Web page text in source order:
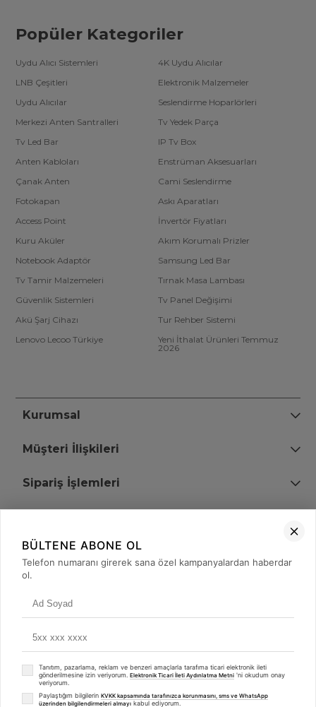
Popüler Kategoriler
Uydu Alıcı Sistemleri
4K Uydu Alıcılar
LNB Çeşitleri
Elektronik Malzemeler
Uydu Alıcılar
Seslendirme Hoparlörleri
Merkezi Anten Santralleri
Tv Yedek Parça
Tv Led Bar
IP Tv Box
Anten Kabloları
Enstrüman Aksesuarları
Çanak Anten
Cami Seslendirme
Fotokapan
Askı Aparatları
Access Point
İnvertör Fiyatları
Kuru Aküler
Akım Korumalı Prizler
Notebook Adaptör
Samsung Led Bar
Tv Tamir Malzemeleri
Tırnak Masa Lambası
Güvenlik Sistemleri
Tv Panel Değişimi
Akü Şarj Cihazı
Tur Rehber Sistemi
Lenovo Lecoo Türkiye
Yeni İthalat Ürünleri Temmuz
2026
Kurumsal
Müşteri İlişkileri
Sipariş İşlemleri
+90 (850) 473 08 08
BÜLTENE ABONE OL
Telefon numaranı girerek sana özel kampanyalardan haberdar
ol.
Tanıtım, pazarlama, reklam ve benzeri amaçlarla tarafıma ticari elektronik ileti
gönderilmesine izin veriyorum. Elektronik Ticari İleti Aydınlatma Metni 'ni okudum onay
veriyorum.
Paylaştığım bilgilerin KVKK kapsamında tarafınızca korunmasını, sms ve WhatsApp
üzerinden bilgilendirmeleri almayı kabul ediyorum.